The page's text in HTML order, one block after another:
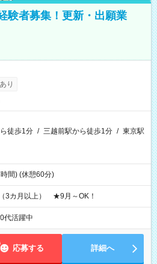
験者募集！更新・出願業
り
徒歩1分 / 三越前駅から徒歩1分 / 東京駅
間) (休憩60分)
3カ月以上） ★9月～OK！
代活躍中
応募する 詳細へ